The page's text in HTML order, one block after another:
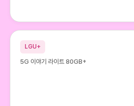
LGU+
5G 이야기 라이트 80GB+